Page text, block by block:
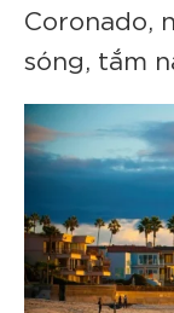
Coronado,
sóng, tắm